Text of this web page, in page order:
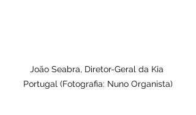
João Seabra, Diretor-Geral da Kia
Portugal (Fotografia: Nuno Organista)